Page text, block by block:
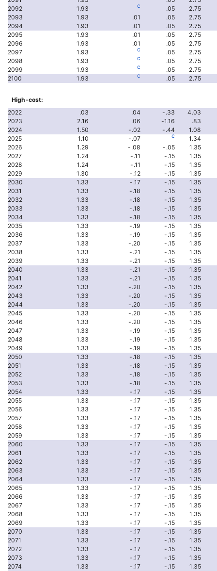
2092
1.93 c .05
2.75
2093
1.93 .01 .05
2.75
2094
1.93 .01 .05
2.75
2095
1.93 .01 .05
2.75
2096
1.93 .01 .05
2.75
2097
1.93 c .05
2.75
2098
1.93 c .05
2.75
2099
1.93 c .05
2.75
2100
1.93 c .05 2.75
High-cost:
2022
.03 .04 -.33
4.03
2023
2.16 .06 -1.16
.83
2024
1.50 -.02 -.44
1.08
2025
1.10 -.07 c
1.34
2026
1.29 -.08 -.05
1.35
2027
1.24 -.11 -.15
1.35
2028
1.24 -.11 -.15
1.35
2029
1.30 -.12 -.15
1.35
2030
1.33 -.17 -.15
1.35
2031
1.33 -.18 -.15
1.35
2032
1.33 -.18 -.15
1.35
2033
1.33 -.18 -.15
1.35
2034
1.33 -.18 -.15
1.35
2035
1.33 -.19 -.15
1.35
2036
1.33 -.19 -.15
1.35
2037
1.33 -.20 -.15
1.35
2038
1.33 -.21 -.15
1.35
2039
1.33 -.21 -.15
1.35
2040
1.33 -.21 -.15
1.35
2041
1.33 -.21 -.15
1.35
2042
1.33 -.20 -.15
1.35
2043
1.33 -.20 -.15
1.35
2044
1.33 -.20 -.15
1.35
2045
1.33 -.20 -.15
1.35
2046
1.33 -.20 -.15
1.35
2047
1.33 -.19 -.15
1.35
2048
1.33 -.19 -.15
1.35
2049
1.33 -.19 -.15
1.35
2050
1.33 -.18 -.15
1.35
2051
1.33 -.18 -.15
1.35
2052
1.33 -.18 -.15
1.35
2053
1.33 -.18 -.15
1.35
2054
1.33 -.17 -.15
1.35
2055
1.33 -.17 -.15
1.35
2056
1.33 -.17 -.15
1.35
2057
1.33 -.17 -.15
1.35
2058
1.33 -.17 -.15
1.35
2059
1.33 -.17 -.15
1.35
2060
1.33 -.17 -.15
1.35
2061
1.33 -.17 -.15
1.35
2062
1.33 -.17 -.15
1.35
2063
1.33 -.17 -.15
1.35
2064
1.33 -.17 -.15
1.35
2065
1.33 -.17 -.15
1.35
2066
1.33 -.17 -.15
1.35
2067
1.33 -.17 -.15
1.35
2068
1.33 -.17 -.15
1.35
2069
1.33 -.17 -.15
1.35
2070
1.33 -.17 -.15
1.35
2071
1.33 -.17 -.15
1.35
2072
1.33 -.17 -.15
1.35
2073
1.33 -.17 -.15
1.35
2074
1.33 -.17 -.15
1.35